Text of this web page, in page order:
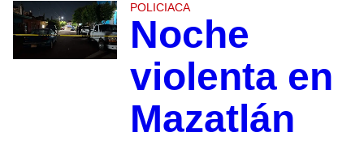
POLICIACA
Noche
violenta en
Mazatlán